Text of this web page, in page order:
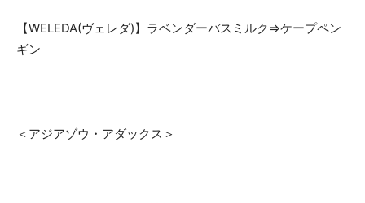
【WELEDA(ヴェレダ)】ラベンダーバスミルク⇒ケープペン
ギン
＜アジアゾウ・アダックス＞